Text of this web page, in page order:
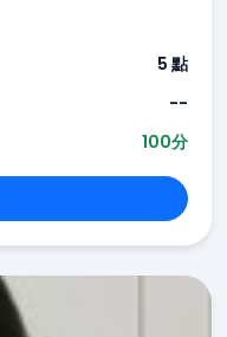
5 點
--
100分